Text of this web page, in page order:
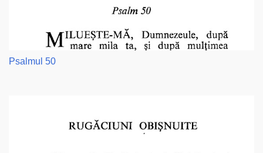
Psalmul 50